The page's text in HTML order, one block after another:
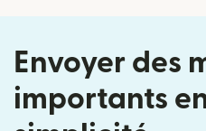
Envoyer des
importants